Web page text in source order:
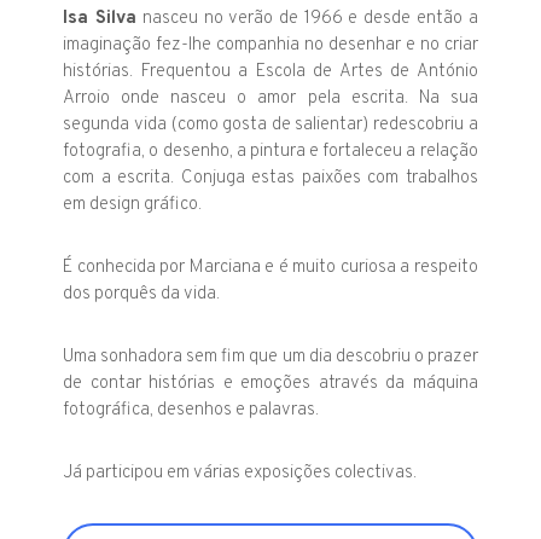
Isa Silva nasceu no verão de 1966 e desde então a
imaginação fez-lhe companhia no desenhar e no criar
histórias. Frequentou a Escola de Artes de António
Arroio onde nasceu o amor pela escrita. Na sua
segunda vida (como gosta de salientar) redescobriu a
fotografia, o desenho, a pintura e fortaleceu a relação
com a escrita. Conjuga estas paixões com trabalhos
em design gráfico.
É conhecida por Marciana e é muito curiosa a respeito
dos porquês da vida.
Uma sonhadora sem fim que um dia descobriu o prazer
de contar histórias e emoções através da máquina
fotográfica, desenhos e palavras.
Já participou em várias exposições colectivas.